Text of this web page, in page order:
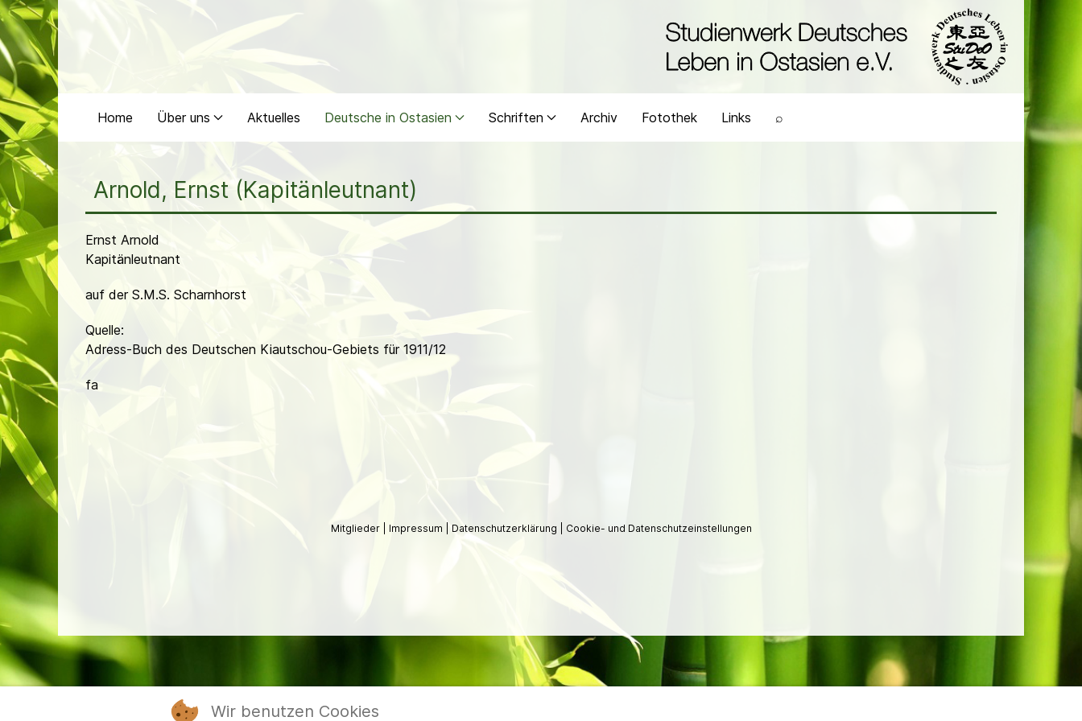
Home Über uns Aktuelles Deutsche in Ostasien Schriften Archiv Fotothek Links ⌕
Arnold, Ernst (Kapitänleutnant)
Ernst Arnold
Kapitänleutnant
auf der S.M.S. Scharnhorst
Quelle:
Adress-Buch des Deutschen Kiautschou-Gebiets für 1911/12
fa
Mitglieder Impressum Datenschutzerklärung Cookie- und Datenschutzeinstellungen
Wir benutzen Cookies